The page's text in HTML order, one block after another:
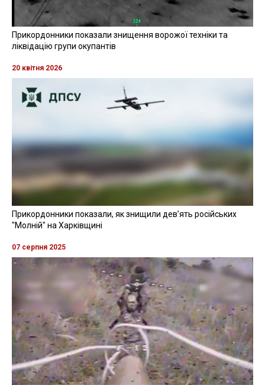
Прикордонники показали знищення ворожої техніки та
ліквідацію групи окупантів
20 квітня 2026
Прикордонники показали, як знищили девʼять російських
"Молній" на Харківщині
07 серпня 2025